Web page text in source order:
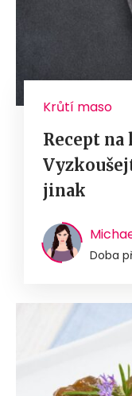
Krůtí maso
Recept
jinak
Doba